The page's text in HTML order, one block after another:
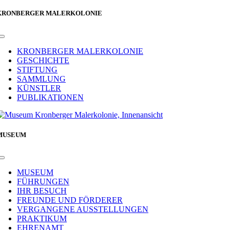
MALERKOLONIE
Toggle
NavigationKRONBERGER MALERKOLONIE
GESCHICHTE
STIFTUNG
SAMMLUNG
KÜNSTLER
PUBLIKATIONEN
Toggle
NavigationMUSEUM
FÜHRUNGEN
IHR BESUCH
FREUNDE UND FÖRDERER
VERGANGENE AUSSTELLUNGEN
PRAKTIKUM
EHRENAMT